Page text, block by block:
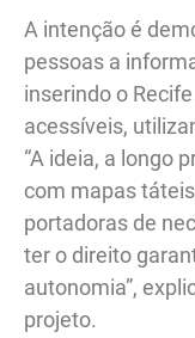
A intenção é
pessoas a
inserindo o
acessíveis,
“A ideia, a longo
com mapas
portadoras de
ter o direito
autonomia”,
projeto.